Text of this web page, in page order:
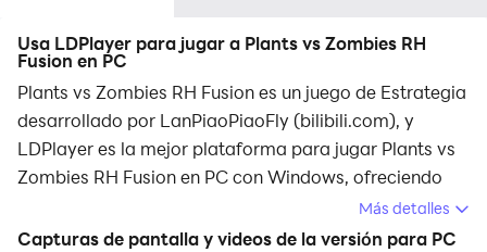
Usa LDPlayer para jugar a Plants vs Zombies RH
Fusion en PC
Plants vs Zombies RH Fusion es un juego de Estrategia
desarrollado por LanPiaoPiaoFly (bilibili.com), y
LDPlayer es la mejor plataforma para jugar Plants vs
Zombies RH Fusion en PC con Windows, ofreciendo
potentes funciones que te ayudarán a disfrutar de una
experiencia de juego inmersiva.
Más detalles
Capturas de pantalla y videos de la versión para PC